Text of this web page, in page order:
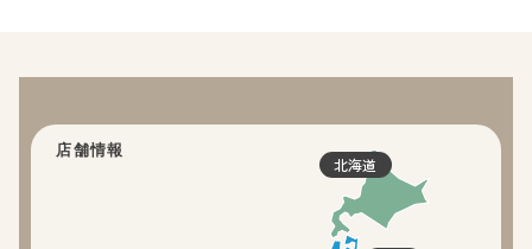
店舗情報
北海道